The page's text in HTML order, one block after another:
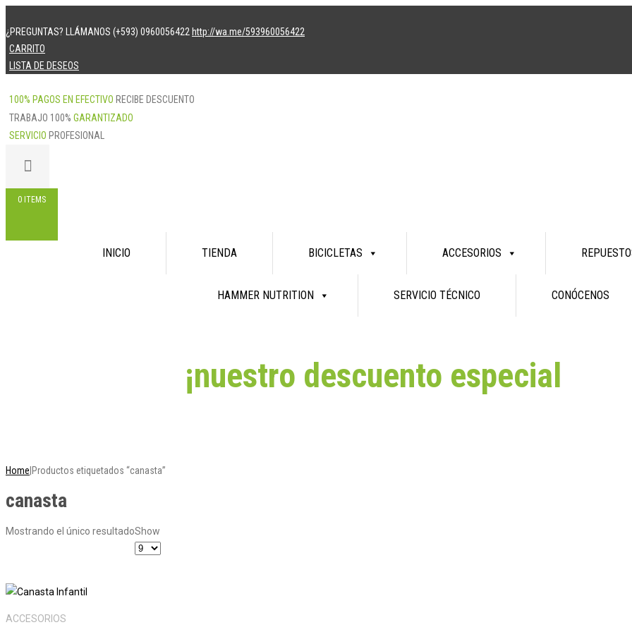
¿PREGUNTAS? LLÁMANOS (+593) 0960056422 http://wa.me/593960056422
CARRITO
LISTA DE DESEOS
100% PAGOS EN EFECTIVO RECIBE DESCUENTO
TRABAJO 100% GARANTIZADO
SERVICIO PROFESIONAL
0 ITEMS
Skip
INICIO TIENDA BICICLETAS ACCESORIOS
HAMMER NUTRITION SERVICIO TÉCNICO CONÓCENOS
¡nuestro descuento especial
Home Productos etiquetados “canasta”
canasta
Mostrando el único resultadoShow
ACCESORIOS